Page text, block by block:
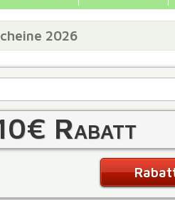
2026
Rabatt